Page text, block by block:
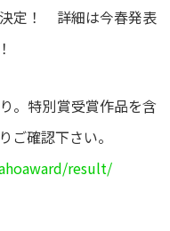
定！ 詳細は今春発表
。特別賞受賞作品を含
ご確認下さい。
result/